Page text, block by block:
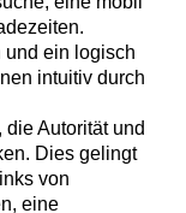
und ein logisch
intuitiv durch
Autorität und
Dies gelingt
von
eine